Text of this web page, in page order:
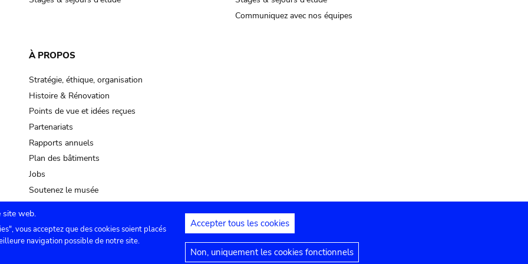
Communiquez avec nos équipes
À PROPOS
Stratégie, éthique, organisation
Histoire & Rénovation
Points de vue et idées reçues
Partenariats
Rapports annuels
Plan des bâtiments
Jobs
Soutenez le musée
Contact Paramètres de confidentialité Mentions juridiques Déclaration d'accessibilité
site web.
vous acceptez que des cookies soient placés
navigation possible de notre site.
Accepter tous les cookies
Non, uniquement les cookies fonctionnels